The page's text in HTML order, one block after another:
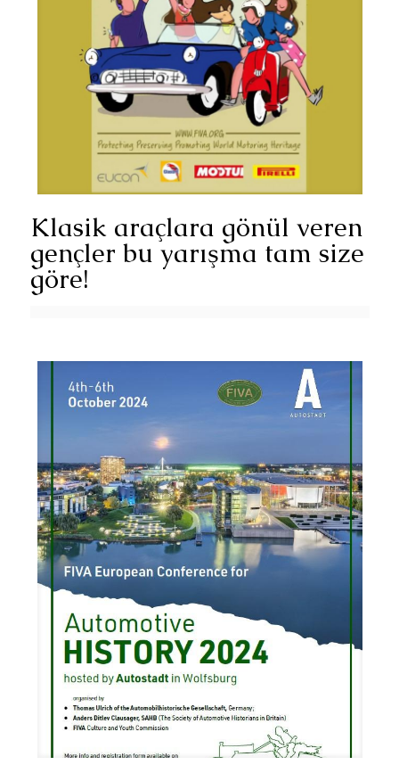
Klasik araçlara gönül veren
gençler bu yarışma tam size
göre!